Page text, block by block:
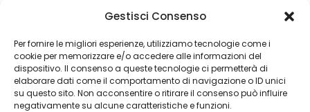
Gestisci Consenso
Per fornire le migliori esperienze, utilizziamo tecnologie come i
cookie per memorizzare e/o accedere alle informazioni del
dispositivo. Il consenso a queste tecnologie ci permetterà di
elaborare dati come il comportamento di navigazione o ID unici
su questo sito. Non acconsentire o ritirare il consenso può influire
negativamente su alcune caratteristiche e funzioni.